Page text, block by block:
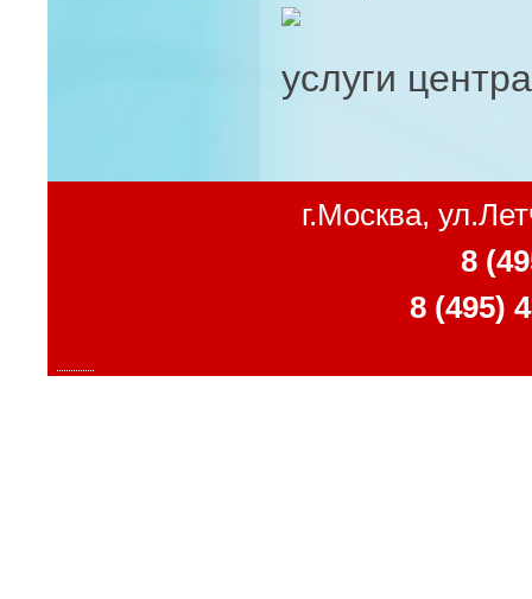
услуги
г.Москва,
8
8 (495)